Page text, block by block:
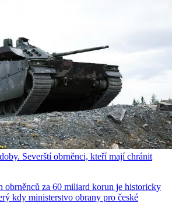
Severští obrněnci, kteří mají chránit
obrněnců za 60 miliard korun je historicky
kdy ministerstvo obrany pro české